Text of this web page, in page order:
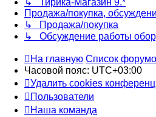
↳ Тирика-Магазин 9.*
Продажа/покупка,
↳ Продажа/покупка
↳ Обсуждение работы
На главную Список
Часовой пояс: UTC+03:00
Удалить cookies
Пользователи
Наша команда